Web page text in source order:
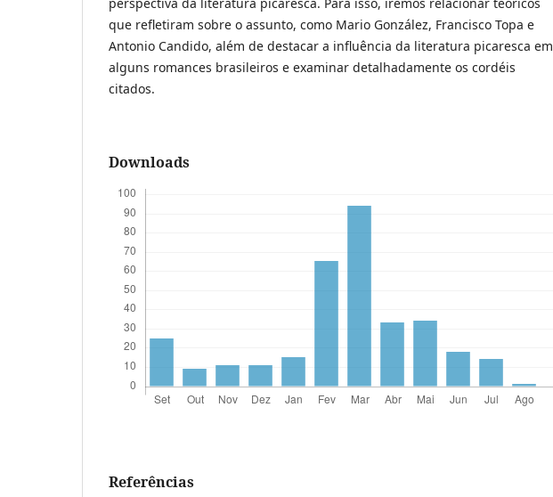
que refletiram sobre o assunto, como Mario González, Francisco Topa e
Antonio Candido, além de destacar a influência da literatura picaresca em
alguns romances brasileiros e examinar detalhadamente os cordéis
citados.
Downloads
Referências